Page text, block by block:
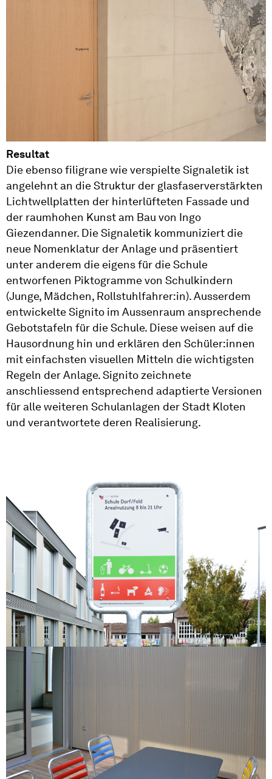
Resultat
Die ebenso filigrane wie verspielte Signaletik ist
angelehnt an die Struktur der glasfaserverstärkten
Lichtwellplatten der hinterlüfteten Fassade und
der raumhohen Kunst am Bau von Ingo
Giezendanner. Die Signaletik kommuniziert die
neue Nomenklatur der Anlage und präsentiert
unter anderem die eigens für die Schule
entworfenen Piktogramme von Schulkindern
(Junge, Mädchen, Rollstuhlfahrer:in). Ausserdem
entwickelte Signito im Aussenraum ansprechende
Gebotstafeln für die Schule. Diese weisen auf die
Hausordnung hin und erklären den Schüler:innen
mit einfachsten visuellen Mitteln die wichtigsten
Regeln der Anlage. Signito zeichnete
anschliessend entsprechend adaptierte Versionen
für alle weiteren Schulanlagen der Stadt Kloten
und verantwortete deren Realisierung.